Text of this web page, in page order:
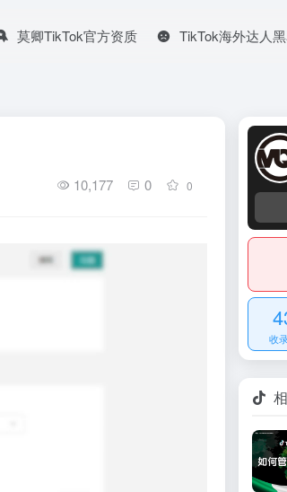
莫卿TikTok官方资质 TikTok海外达人
10,177 0 0
收